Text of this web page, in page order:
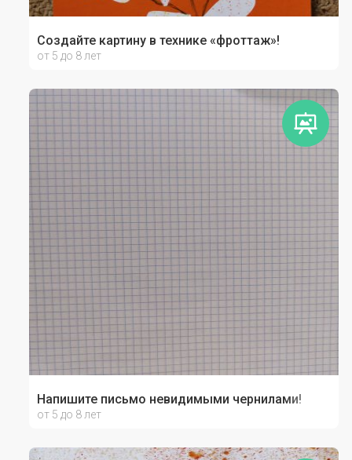
Создайте картину в технике «фроттаж»!
от 5 до 8 лет
Напишите письмо невидимыми чернилами!
от 5 до 8 лет